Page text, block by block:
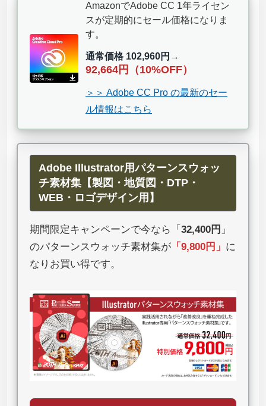
AmazonでAdobe CC 1年ライセン
スが定期的にセール価格になりま
す。
通常価格 102,960円 →
92,664円（10%OFF）
＞＞ Adobe CC Pro の最新のセー
ル情報はこちら
Adobe Illustrator用パターンスウォッ
チ素材集【製図・地質図・DTP・
WEB・ロゴデザイン用】
期間限定キャンペーンで今なら「 32,400円 」
のパターンスウォッチ素材集が 「 9,800円 」 に
なりお買い得です。